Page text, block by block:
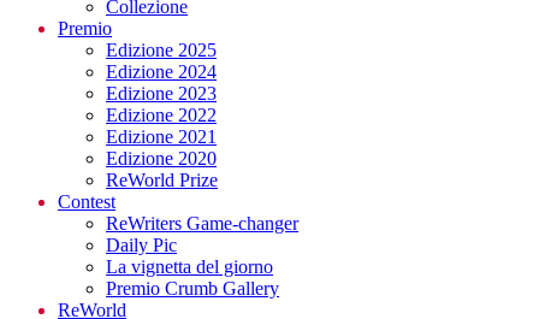
Collezione
Premio
Edizione 2025
Edizione 2024
Edizione 2023
Edizione 2022
Edizione 2021
Edizione 2020
ReWorld Prize
Contest
ReWriters Game-changer
Daily Pic
La vignetta del giorno
Premio Crumb Gallery
ReWorld